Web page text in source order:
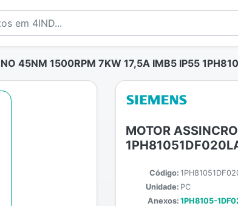
45NM 1500RPM 7KW 17,5A IMB5 IP55
MOTOR
Código:
Unidade: PC
Anexos: 1PH8105-